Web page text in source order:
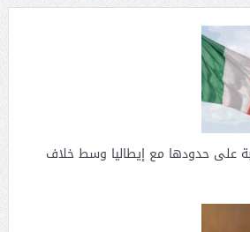
على حدودها مع إيطاليا وسط خلاف